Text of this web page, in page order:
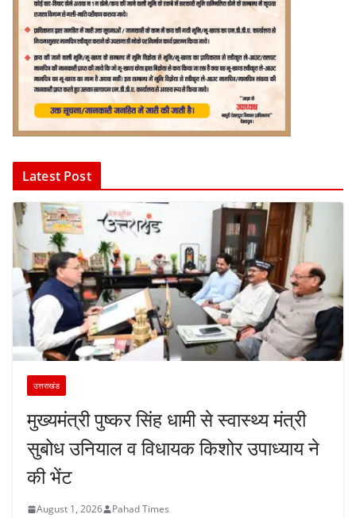
Latest Post
उत्तराखंड
मुख्यमंत्री पुष्कर सिंह धामी से स्वास्थ्य मंत्री
सुबोध उनियाल व विधायक किशोर उपाध्याय ने
की भेंट
August 1, 2026 Pahad Times